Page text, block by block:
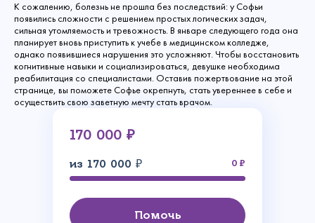
К сожалению, болезнь не прошла без последствий: у Софьи
появились сложности с решением простых логических задач,
сильная утомляемость и тревожность. В январе следующего года она
планирует вновь приступить к учебе в медицинском колледже,
однако появившиеся нарушения это усложняют. Чтобы восстановить
когнитивные навыки и социализироваться, девушке необходима
реабилитация со специалистами. Оставив пожертвование на этой
странице, вы поможете Софье окрепнуть, стать увереннее в себе и
осуществить свою заветную мечту стать врачом.
170 000 ₽
из 170 000 ₽ 0
Помочь